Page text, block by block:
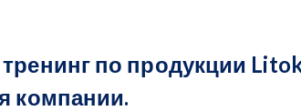
по продукции
компании.